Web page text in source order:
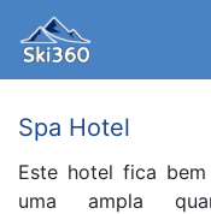
Spa Hotel
Este hotel fica
uma ampla